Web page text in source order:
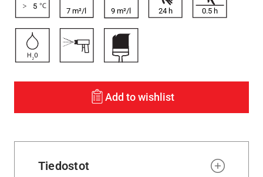
5
7 m²/l 9 m²/l 24 h 0.5 h
Add to wishlist
Tiedostot